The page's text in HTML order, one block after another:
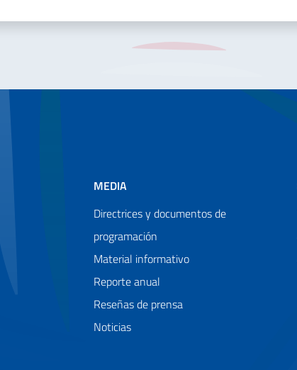
MEDIA
Directrices y documentos de
programación
Material informativo
Reporte anual
Reseñas de prensa
Noticias